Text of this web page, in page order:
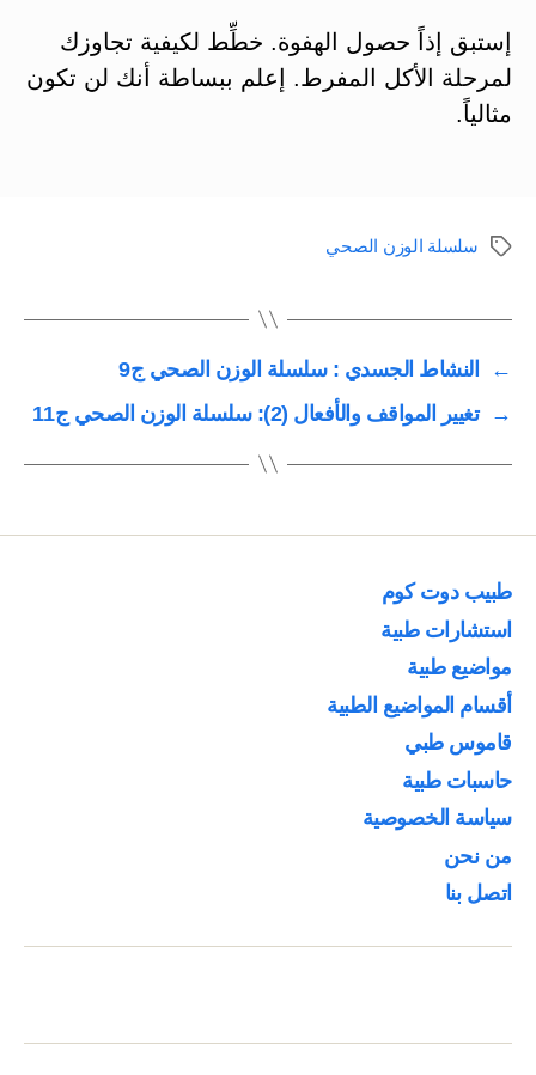
إستبق إذاً حصول الهفوة. خطِّط لكيفية تجاوزك
لمرحلة الأكل المفرط. إعلم ببساطة أنك لن تكون
مثالياً.
الوسومسلسلة الوزن الصحي
←
النشاط الجسدي : سلسلة الوزن الصحي ج9
→
تغيير المواقف والأفعال (2): سلسلة الوزن الصحي ج11
طبيب دوت كوم
استشارات طبية
مواضيع طبية
أقسام المواضيع الطبية
قاموس طبي
حاسبات طبية
سياسة الخصوصية
من نحن
اتصل بنا